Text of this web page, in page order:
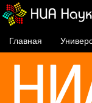
Главная